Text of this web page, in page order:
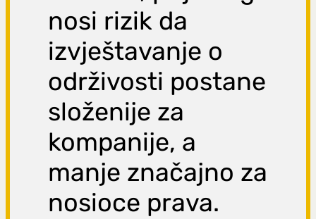
nosi rizik da
izvještavanje o
održivosti postane
složenije za
kompanije, a
manje značajno za
nosioce prava.